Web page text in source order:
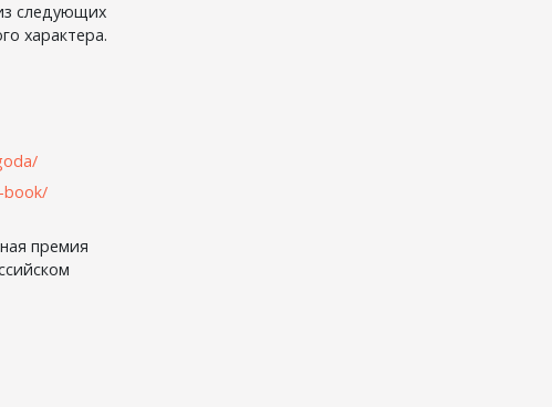
следующих
характера.
book/
премия